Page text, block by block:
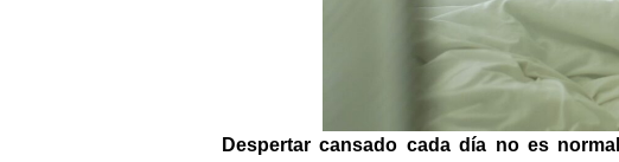
Despertar cansado cada día no es